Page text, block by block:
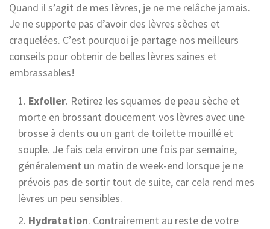
Quand il s’agit de mes lèvres, je ne me relâche jamais.
Je ne supporte pas d’avoir des lèvres sèches et
craquelées. C’est pourquoi je partage nos meilleurs
conseils pour obtenir de belles lèvres saines et
embrassables!
Exfolier. Retirez les squames de peau sèche et
morte en brossant doucement vos lèvres avec une
brosse à dents ou un gant de toilette mouillé et
souple. Je fais cela environ une fois par semaine,
généralement un matin de week-end lorsque je ne
prévois pas de sortir tout de suite, car cela rend mes
lèvres un peu sensibles.
Hydratation. Contrairement au reste de votre